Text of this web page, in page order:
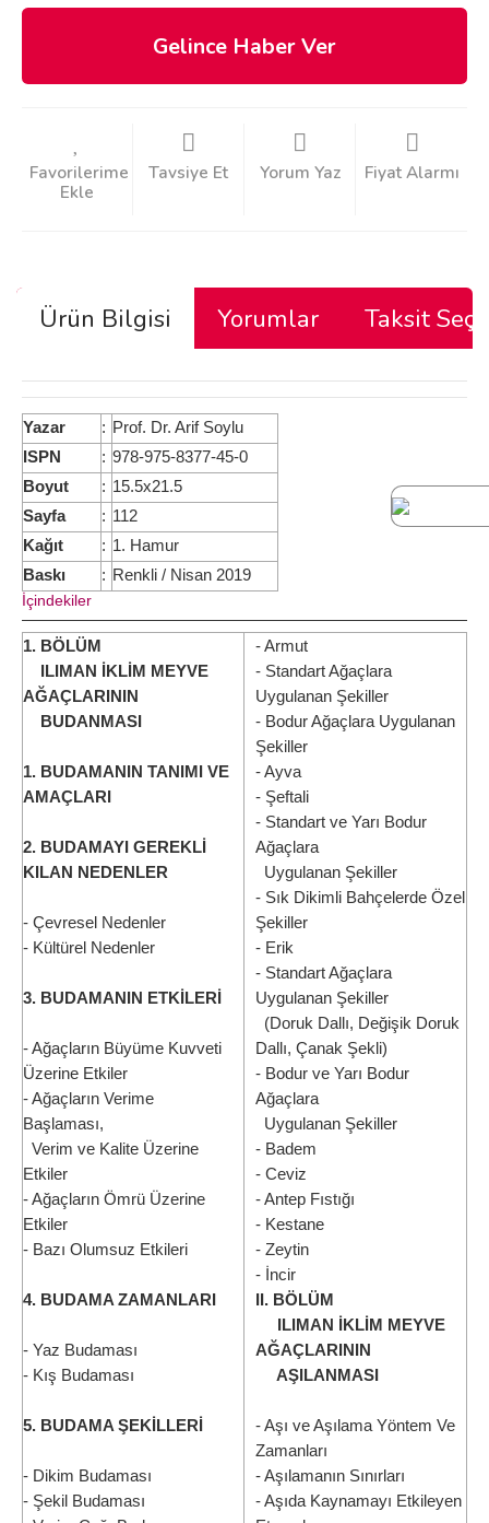
Gelince Haber Ver
Tavsiye Et Yorum Yaz Fiyat Alarmı
Ürün Bilgisi Yorumlar Taksit
Yazar : Prof. Dr. Arif Soylu
ISPN
: 978-975-8377-45-0
Boyut
: 15.5x21.5
Sayfa
: 112
Kağıt
: 1. Hamur
Baskı
: Renkli / Nisan 2019
İçindekiler
1. BÖLÜM
ILIMAN İKLİM MEYVE
AĞAÇLARININ
BUDANMASI
1. BUDAMANIN TANIMI VE
AMAÇLARI
2. BUDAMAYI GEREKLİ
KILAN NEDENLER
- Çevresel Nedenler
- Kültürel Nedenler
3. BUDAMANIN ETKİLERİ
- Ağaçların Büyüme Kuvveti
Üzerine Etkiler
- Ağaçların Verime
Başlaması,
Verim ve Kalite Üzerine
Etkiler
- Ağaçların Ömrü Üzerine
Etkiler
- Bazı Olumsuz Etkileri
4. BUDAMA ZAMANLARI
- Yaz Budaması
- Kış Budaması
5. BUDAMA ŞEKİLLERİ
- Dikim Budaması
- Şekil Budaması
- Armut
- Standart Ağaçlara
Uygulanan Şekiller
- Bodur Ağaçlara Uygulanan
Şekiller
- Ayva
- Şeftali
- Standart ve Yarı Bodur
Ağaçlara
Uygulanan Şekiller
- Sık Dikimli Bahçelerde Özel
Şekiller
- Erik
- Standart Ağaçlara
Uygulanan Şekiller
(Doruk Dallı, Değişik Doruk
Dallı, Çanak Şekli)
- Bodur ve Yarı Bodur
Ağaçlara
Uygulanan Şekiller
- Badem
- Ceviz
- Antep Fıstığı
- Kestane
- Zeytin
- İncir
II. BÖLÜM
ILIMAN İKLİM MEYVE
AĞAÇLARININ
AŞILANMASI
- Aşı ve Aşılama Yöntem Ve
Zamanları
- Aşılamanın Sınırları
- Aşıda Kaynamayı Etkileyen